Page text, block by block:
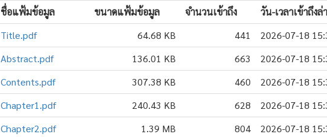
ชื่อแฟ้มข้อมูล ขนาดแฟ้มข้อมูล จำนวนเข้าถึง
วัน-เวลาเข้าถึงล่
Title.pdf 64.68 KB 441
2026-07-18
Abstract.pdf 136.01 KB 663
2026-07-18
Contents.pdf 307.38 KB 460
2026-07-18
Chapter1.pdf 240.43 KB 628
2026-07-18
Chapter2.pdf 1.39 MB 804
2026-07-18